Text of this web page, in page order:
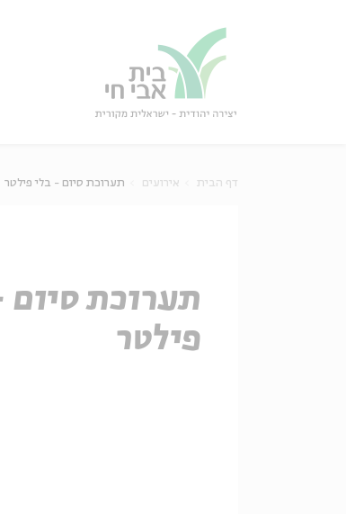
דף הבית אירועים תערוכת סיום - בלי פילטר
תערוכת סיום
פילטר